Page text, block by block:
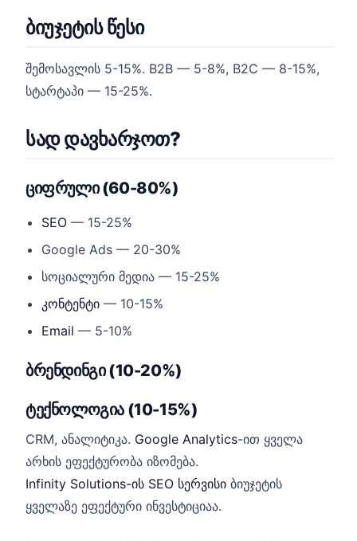
ბიუჯეტის წესი
შემოსავლის 5-15%. B2B — 5-8%, B2C — 8-15%,
სტარტაპი — 15-25%.
სად დავხარჯოთ?
ციფრული (60-80%)
SEO — 15-25%
Google Ads — 20-30%
სოციალური მედია — 15-25%
კონტენტი — 10-15%
Email — 5-10%
ბრენდინგი (10-20%)
ტექნოლოგია (10-15%)
CRM, ანალიტიკა. Google Analytics-ით ყველა
არხის ეფექტურობა იზომება.
Infinity Solutions-ის SEO სერვისი ბიუჯეტის
ყველაზე ეფექტური ინვესტიციაა.